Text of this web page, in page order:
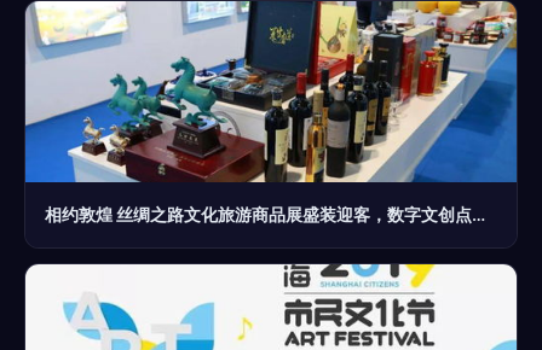
相约敦煌 丝绸之路文化旅游商品展盛装迎客，数字文创点亮千年古道